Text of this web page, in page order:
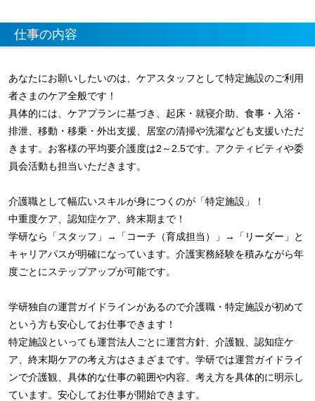
仕事の内容
あなたにお願いしたいのは、ケアスタッフとして特定施設のご利用
者さまのケア全般です！
具体的には、ケアプランに基づき、起床・就寝介助、食事・入浴・
排泄、移動・移乗・外出支援、居室の清掃や洗濯なども支援いただ
きます。お客様の平均要介護度は2～2.5です。アクティビティや委
員会活動も担当いただきます。
介護職として幅広いスキルが身につくのが「特定施設」！
中重度ケア、認知症ケア、終末期まで！
学研なら「スタッフ」→「コーチ（育成担当）」→「リーダー」と
キャリアパスが明確になっています。介護実務経験を積みながら年
度ごとにステップアップが可能です。
学研独自の運営ガイドラインがあるので介護職・特定施設が初めて
という方も安心してお仕事できます！
特定施設といっても運営法人ごとに運営方針、介護観、認知症ケ
ア、終末期ケアの考え方はさまざまです。学研では運営ガイドライ
ンで介護観、具体的な仕事の範囲や内容、考え方を具体的に明示し
ています。安心してお仕事が開始できます。